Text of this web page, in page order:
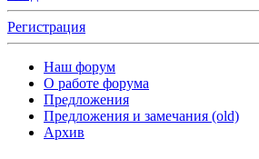
Регистрация
Наш форум
О работе форума
Предложения
Предложения и замечания (old)
Архив